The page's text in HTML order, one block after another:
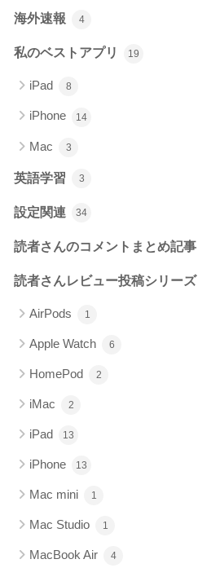
海外速報 4
私のベストアプリ 19
iPad 8
iPhone 14
Mac 3
英語学習 3
設定関連 34
読者さんのコメントまとめ記事
読者さんレビュー投稿シリーズ
AirPods 1
Apple Watch 6
HomePod 2
iMac 2
iPad 13
iPhone 13
Mac mini 1
Mac Studio 1
MacBook Air 4